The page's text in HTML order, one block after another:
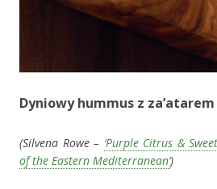
Dyniowy hummus z za’atarem
(Silvena Rowe – ‘Purple Citrus &
of the Eastern Mediterranean’)